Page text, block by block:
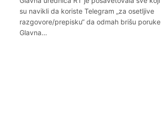
su navikli da koriste Telegram „za osetljive
razgovore/prepisku“ da odmah brišu poruke
Glavna…